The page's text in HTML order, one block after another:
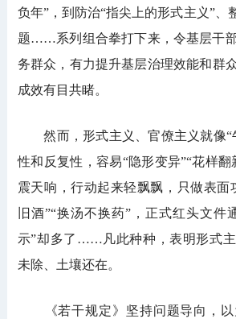
负年”，到防治“指尖上的形式主义”、
题……系列组合拳打下来，令基层干
务群众，有力提升基层治理效能和群
成效有目共睹。
然而，形式主义、官僚主义就像“
性和反复性，容易“隐形变异”“花样
震天响，行动起来轻飘飘，只做表面
旧酒”“换汤不换药”，正式红头文件
示”却多了……凡此种种，表明形式
未除、土壤还在。
《若干规定》坚持问题导向，以